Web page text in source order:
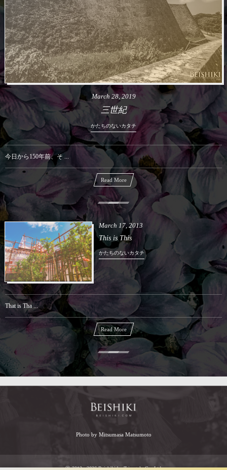
March 28,2019
三世紀
かたちのないカタチ
今日から150年前、そ ...
Read More
March 17,2013
This is This
かたちのないカタチ
That is Tha ...
Read More
Photo by Mitsumasa Matsumoto
©2013 - 2026Beishiki by Triangolo Co.,Ltd.